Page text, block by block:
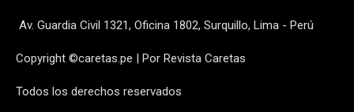
Av. Guardia Civil 1321, Oficina 1802, Surquillo, Lima - Perú
Copyright ©caretas.pe | Por Revista Caretas
Todos los derechos reservados